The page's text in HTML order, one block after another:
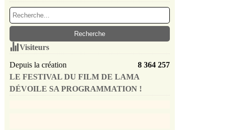
Visiteurs
Depuis la création
8 364 257
LE FESTIVAL DU FILM DE LAMA
DÉVOILE SA PROGRAMMATION !